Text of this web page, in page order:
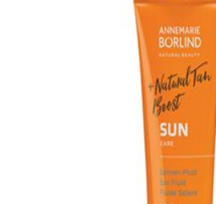
169,95 kr..
pris
er:
152,95 kr..